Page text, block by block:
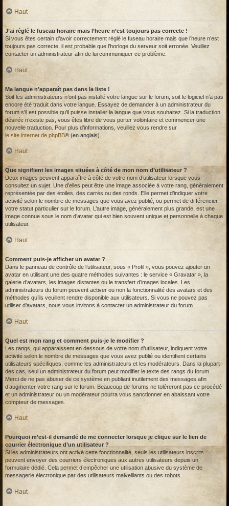
Haut
J’ai réglé le fuseau horaire mais l’heure n’est toujours pas correcte !
Si vous êtes certain d’avoir correctement réglé le fuseau horaire mais que l’heure n’est
toujours pas correcte, il est probable que l’horloge du serveur soit erronée. Veuillez
contacter un administrateur afin de lui communiquer ce problème.
Haut
Ma langue n’apparaît pas dans la liste !
Soit les administrateurs n’ont pas installé votre langue sur le forum, soit le logiciel n’a pas
encore été traduit dans votre langue. Essayez de demander à un administrateur du
forum s’il est possible qu’il puisse installer la langue que vous souhaitez. Si la traduction
désirée n’existe pas, vous êtes libre de vous porter volontaire et commencer une
nouvelle traduction. Pour plus d’informations, veuillez vous rendre sur
le site internet de phpBB® (en anglais).
Haut
Que signifient les images situées à côté de mon nom d’utilisateur ?
Deux images peuvent apparaître à côté de votre nom d’utilisateur lorsque vous
consultez un sujet. Une d’elles peut être une image associée à votre rang, généralement
représentée par des étoiles, des carrés ou des ronds. Elle permet d’indiquer votre
activité selon le nombre de messages que vous avez publié, ou permet de différencier
votre statut particulier sur le forum. L’autre image, généralement plus grande, est une
image connue sous le nom d’avatar qui est bien souvent unique et personnelle à chaque
utilisateur.
Haut
Comment puis-je afficher un avatar ?
Dans le panneau de contrôle de l’utilisateur, sous « Profil », vous pouvez ajouter un
avatar en utilisant une des quatre méthodes suivantes : le service « Gravatar », la
galerie d’avatars, les images distantes ou le transfert d’images locales. Les
administrateurs du forum peuvent activer ou non la fonctionnalité des avatars et des
méthodes qu’ils veuillent rendre disponible aux utilisateurs. Si vous ne pouvez pas
utiliser d’avatars, nous vous invitons à contacter un administrateur du forum.
Haut
Quel est mon rang et comment puis-je le modifier ?
Les rangs, qui apparaissent en dessous de votre nom d’utilisateur, indiquent votre
activité selon le nombre de messages que vous avez publié ou identifient certains
utilisateurs spécifiques, comme les administrateurs et les modérateurs. Dans la plupart
des cas, seul un administrateur du forum peut modifier le texte des rangs du forum.
Merci de ne pas abuser de ce système en publiant inutilement des messages afin
d’augmenter votre rang sur le forum. Beaucoup de forums ne toléreront pas ce procédé
et un administrateur ou un modérateur pourra vous sanctionner en abaissant votre
compteur de messages.
Haut
Pourquoi m’est-il demandé de me connecter lorsque je clique sur le lien de
courrier électronique d’un utilisateur ?
Si les administrateurs ont activé cette fonctionnalité, seuls les utilisateurs inscrits
peuvent envoyer des courriers électroniques aux autres utilisateurs depuis un
formulaire dédié. Cela permet d’empêcher une utilisation abusive du système de
messagerie électronique par des utilisateurs malveillants ou des robots.
Haut